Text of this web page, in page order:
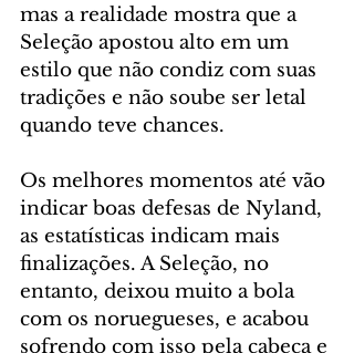
mas a realidade mostra que a
Seleção apostou alto em um
estilo que não condiz com suas
tradições e não soube ser letal
quando teve chances.
Os melhores momentos até vão
indicar boas defesas de Nyland,
as estatísticas indicam mais
finalizações. A Seleção, no
entanto, deixou muito a bola
com os noruegueses, e acabou
sofrendo com isso pela cabeça e